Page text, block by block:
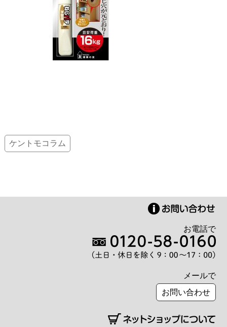
ケントモコラム
お電話で
メールで
お問い合わせ